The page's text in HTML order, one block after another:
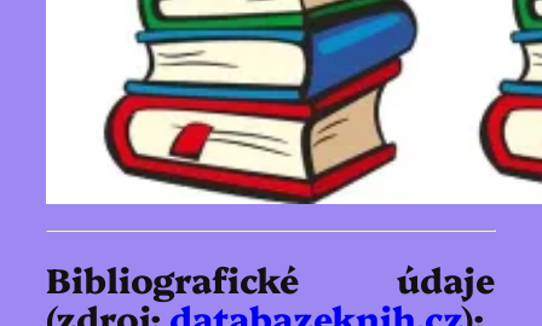
Bibliografické údaje